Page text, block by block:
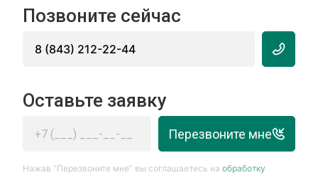
Позвоните сейчас
8 (843) 212-22-44
Оставьте заявку
Перезвоните мне
Нажав “Перезвоните мне” вы соглашаетесь наобработку